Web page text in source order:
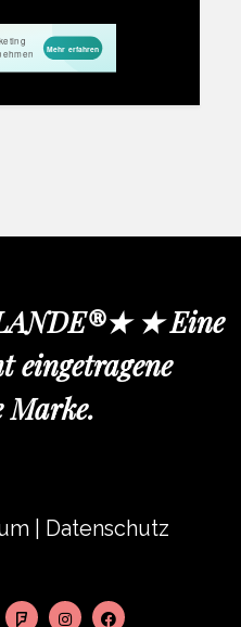
★ Eine
eingetragene
Marke.
Datenschutz